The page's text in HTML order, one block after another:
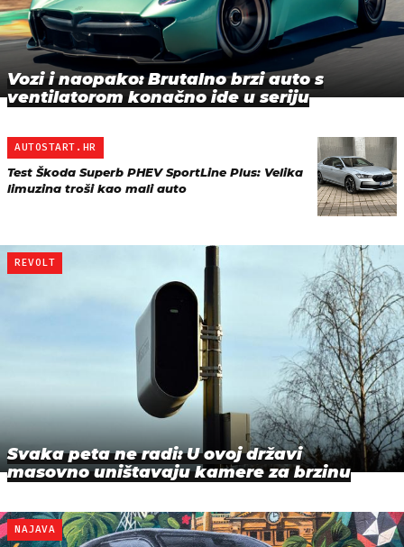
Vozi i naopako: Brutalno brzi auto s
ventilatorom konačno ide u seriju
AUTOSTART.HR
Test Škoda Superb PHEV SportLine Plus: Velika
limuzina troši kao mali auto
REVOLT
Svaka peta ne radi: U ovoj državi
masovno uništavaju kamere za brzinu
NAJAVA